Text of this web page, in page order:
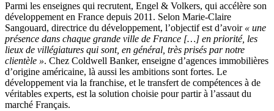
Parmi les enseignes qui recrutent, Engel & Volkers, qui accélère son
développement en France depuis 2011. Selon Marie-Claire
Sangouard, directrice du développement, l’objectif est d’avoir « une
présence dans chaque grande ville de France […] en priorité, les
lieux de villégiatures qui sont, en général, très prisés par notre
clientèle ». Chez Coldwell Banker, enseigne d’agences immobilières
d’origine américaine, là aussi les ambitions sont fortes. Le
développement via la franchise, et le transfert de compétences à de
véritables experts, est la solution choisie pour partir à l’assaut du
marché Français.